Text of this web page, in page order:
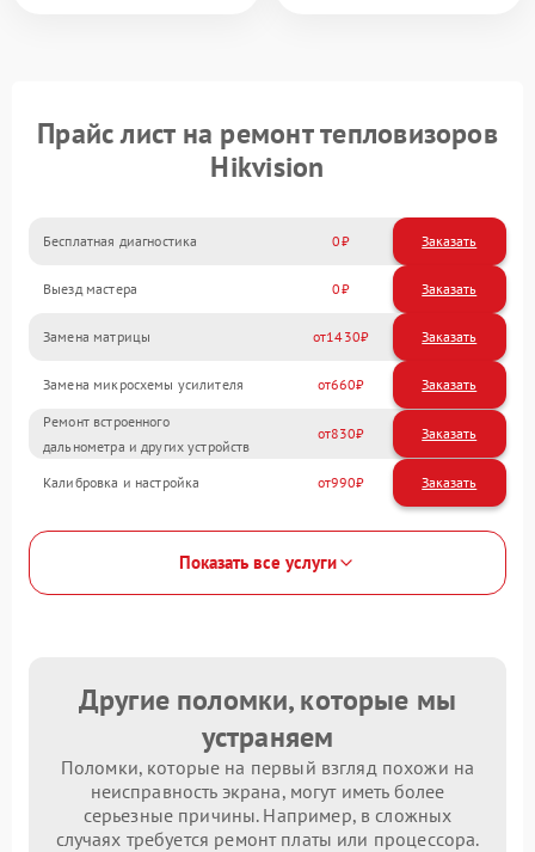
Прайс лист на ремонт тепловизоров
Hikvision
Бесплатная диагностика 0 Заказать
Выезд мастера 0 Заказать
Замена матрицы 1430
Замена микросхемы усилителя 660
Ремонт встроенного
дальнометра и других устройств
830
Калибровка и настройка 990
Показать все услуги
Другие поломки, которые мы
устраняем
Поломки, которые на первый взгляд похожи на
неисправность экрана, могут иметь более
серьезные причины. Например, в сложных
случаях требуется ремонт платы или процессора.